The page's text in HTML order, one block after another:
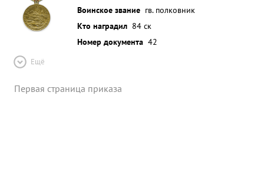
Воинское звание гв. полковник
Кто наградил 84 ск
Номер документа 42
Ещё
Первая страница приказа